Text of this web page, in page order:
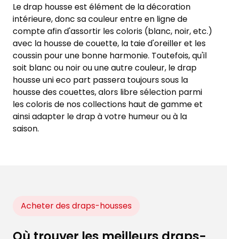
Le drap housse est élément de la décoration
intérieure, donc sa couleur entre en ligne de
compte afin d'assortir les coloris (blanc, noir, etc.)
avec la housse de couette, la taie d'oreiller et les
coussin pour une bonne harmonie. Toutefois, qu'il
soit blanc ou noir ou une autre couleur, le drap
housse uni eco part passera toujours sous la
housse des couettes, alors libre sélection parmi
les coloris de nos collections haut de gamme et
ainsi adapter le drap à votre humeur ou à la
saison.
Acheter des draps-housses